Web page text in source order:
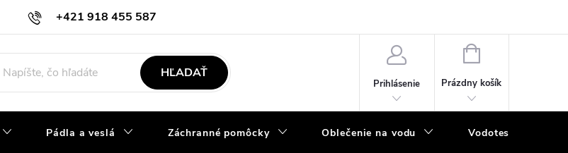
+421 918 455 587
info@vodacky-obchod.sk
HĽADAŤ
Prihlásenie
NÁKUPNÝ
Prázdny košík
Pádla a veslá Záchranné pomôcky Oblečenie na vodu Vodotesný program